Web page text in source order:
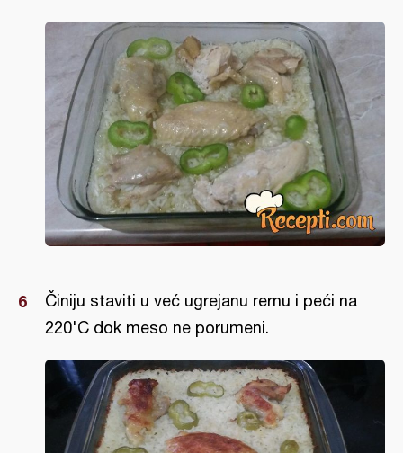
Činiju staviti u već ugrejanu rernu i peći na
220'C dok meso ne porumeni.